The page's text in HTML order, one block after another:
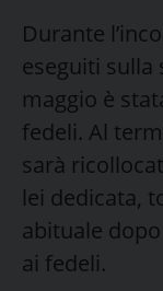
Durante
eseguiti sulla
maggio è
fedeli. Al
sarà
lei dedicata,
abituale
ai fedeli.